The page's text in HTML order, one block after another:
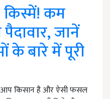
किस्में! कम
जानें
के बारे में पूरी
किसान है और ऐसी फसल